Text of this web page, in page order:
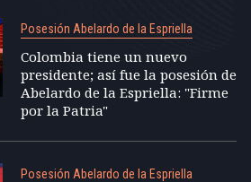
Posesión Abelardo de la Espriella
Colombia tiene un nuevo
presidente; así fue la posesión de
Abelardo de la Espriella: "Firme
por la Patria"
Posesión Abelardo de la Espriella